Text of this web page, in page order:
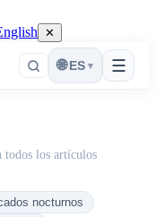
✕
☰
🌐 ES ▾
todos los artículos
nocturnos